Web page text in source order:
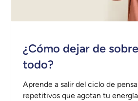
¿Cómo dejar de
todo?
Aprende a salir del ciclo de
repetitivos que agotan tu